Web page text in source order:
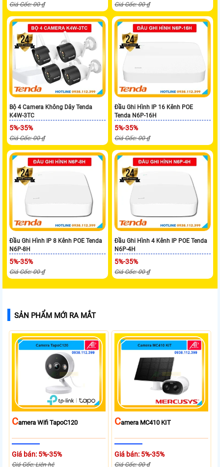
Giá Gốc: 00 ₫ Giá Gốc: 00 ₫
Bộ 4 Camera Không Dây Tenda
K4W-3TC
5%-35%
Giá Gốc: 00 ₫
Đầu Ghi Hình IP 16 Kênh POE
Tenda N6P-16H
5%-35%
Giá Gốc: 00 ₫
Đầu Ghi Hình IP 8 Kênh POE Tenda
N6P-8H
5%-35%
Giá Gốc: 00 ₫
Đầu Ghi Hình 4 Kênh IP POE Tenda
N6P-4H
5%-35%
Giá Gốc: 00 ₫
SẢN PHẨM MỚI RA MẮT
CAmera Wifi TapoC120
Giá bán: 5%-35%
Giá Gốc: Liên hệ
CAmera MC410 KIT
Giá bán: 5%-35%
Giá Gốc: 00 ₫